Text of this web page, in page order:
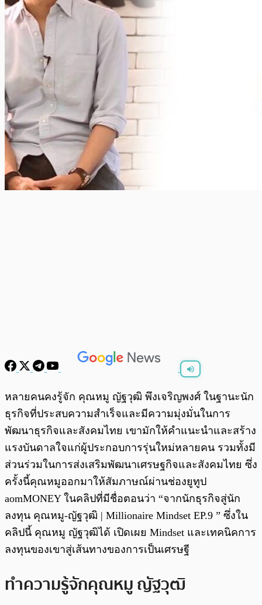
พร้อมเล่น 0:00
หลายคนคงรู้จัก คุณหมู ญัฐวุฒิ พึงเจริญพงศ์ ในฐานะนัก
ธุรกิจที่ประสบความสำเร็จและมีความมุ่งมั่นในการ
พัฒนาธุรกิจและสังคมไทย เขามักให้คำแนะนำและสร้าง
แรงบันดาลใจแก่ผู้ประกอบการรุ่นใหม่หลายคน รวมทั้งมี
ส่วนร่วมในการส่งเสริมพัฒนาเศรษฐกิจและสังคมไทย ซึ่ง
ครั้งนี้คุณหมูออกมาให้สัมภาษณ์ผ่านช่องยูทูป
aomMONEY ในคลิปที่มีชื่อตอนว่า “จากนักธุรกิจสู่นัก
ลงทุน คุณหมู-ญัฐวุฒิ | Millionaire Mindset EP.9 ” ซึ่งใน
คลิปนี้ คุณหมู ญัฐวุฒิได้ เปิดเผย Mindset และเทคนิคการ
ลงทุนของเขาสู่เส้นทางของการเป็นเศรษฐี
ทำความรู้จักคุณหมู ญัฐวุฒิ